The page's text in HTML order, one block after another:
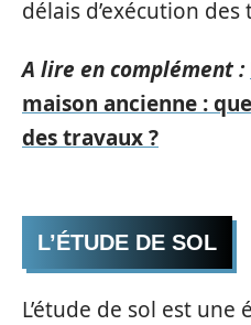
délais d’exécution des
A lire en complément :
maison ancienne :
des travaux ?
L’ÉTUDE DE SOL
L’étude de sol est